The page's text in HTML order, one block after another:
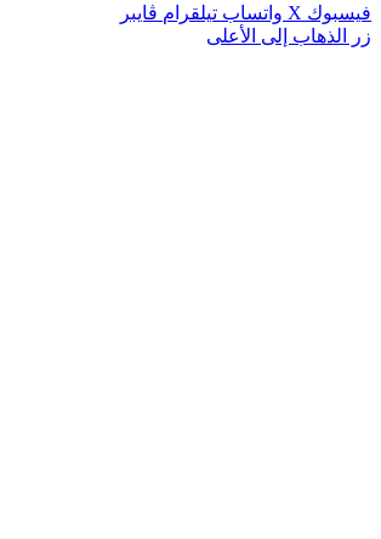
فيسبوك ‫X واتساب تيلقرام ڤايبر
زر الذهاب إلى الأعلى